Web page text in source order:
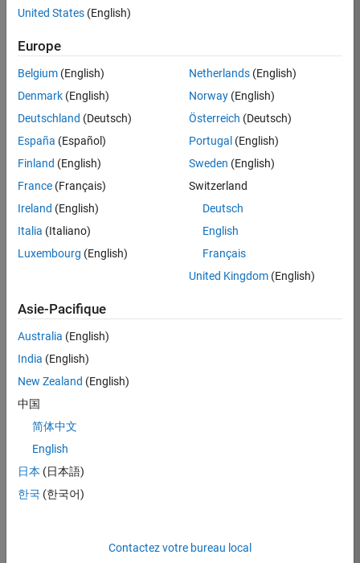
maintenant
Poste:
36935-
Ingénierie
de
la
FR-
Résumé
du
poste
Are you
about
state-of-
the-art
Do you
United States (English)
Europe
Belgium (English)
Denmark (English)
Deutschland (Deutsch)
España (Español)
Finland (English)
France (Français)
Ireland (English)
Italia (Italiano)
Luxembourg (English)
Netherlands(English)
Norway(English)
Österreich (Deutsch)
Portugal (English)
Sweden (English)
Switzerland
Deutsch
English
Français
United Kingdom(English)
Asie-Pacifique
Australia (English)
India (English)
New Zealand (English)
中国
简体中文
English
日本 (日本語)
한국 (한국어)
Contactez votre bureau local